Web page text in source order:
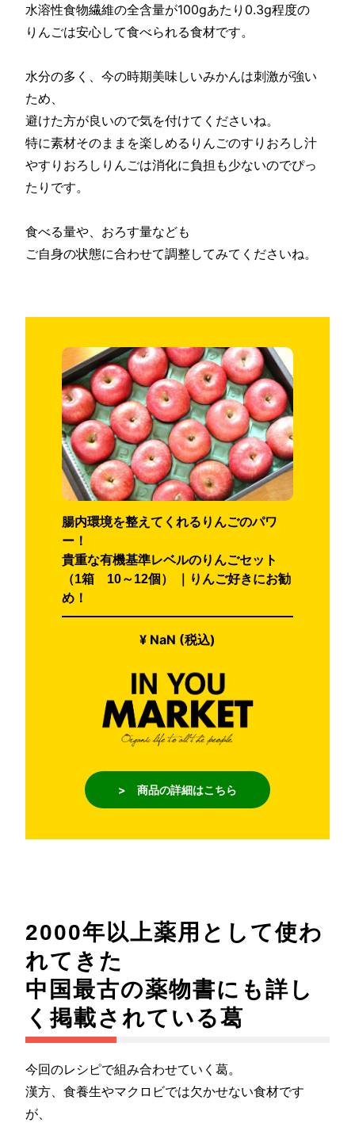
水溶性食物繊維の全含量が100gあたり0.3g程度の
りんごは安心して食べられる食材です。
水分の多く、今の時期美味しいみかんは刺激が強い
ため、
避けた方が良いので気を付けてくださいね。
特に素材そのままを楽しめるりんごのすりおろし汁
やすりおろしりんごは消化に負担も少ないのでぴっ
たりです。
食べる量や、おろす量なども
ご自身の状態に合わせて調整してみてくださいね。
腸内環境を整えてくれるりんごのパワ
ー！
貴重な有機基準レベルのりんごセット
（1箱 10～12個） ｜りんご好きにお勧
め！
¥ NaN (税込)
> 商品の詳細はこちら
2000年以上薬用として使わ
れてきた
中国最古の薬物書にも詳し
く掲載されている葛
今回のレシピで組み合わせていく葛。
漢方、食養生やマクロビでは欠かせない食材です
が、